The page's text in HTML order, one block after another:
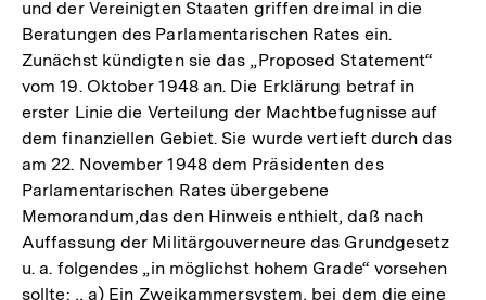
und der Vereinigten Staaten griffen dreimal in die
Beratungen des Parlamentarischen Rates ein.
Zunächst kündigten sie das „Proposed Statement“
vom 19. Oktober 1948 an. Die Erklärung betraf in
erster Linie die Verteilung der Machtbefugnisse auf
dem finanziellen Gebiet. Sie wurde vertieft durch das
am 22. November 1948 dem Präsidenten des
Parlamentarischen Rates übergebene
Memorandum,das den Hinweis enthielt, daß nach
Auffassung der Militärgouverneure das Grundgesetz
u. a. folgendes „in möglichst hohem Grade“ vorsehen
sollte: ,, a) Ein Zweikammersystem, bei dem die eine